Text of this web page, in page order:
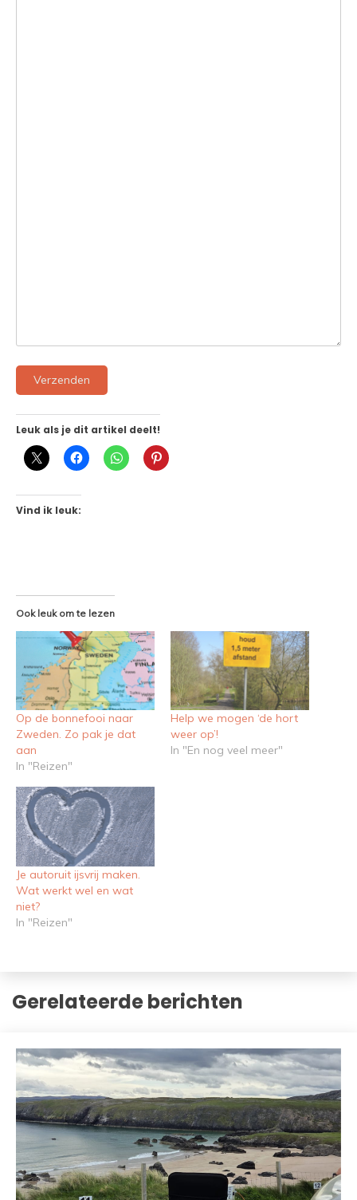
Verzenden
Leuk als je dit artikel deelt!
Vind ik leuk:
Ook leuk om te lezen
Op de bonnefooi naar
Zweden. Zo pak je dat
aan
In "Reizen"
Help we mogen ‘de hort
weer op’!
In "En nog veel meer"
Je autoruit ijsvrij maken.
Wat werkt wel en wat
niet?
In "Reizen"
Gerelateerde berichten